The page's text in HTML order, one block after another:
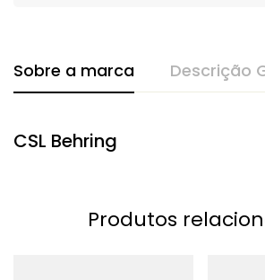
Sobre a marca Descrição
CSL Behring
Produtos